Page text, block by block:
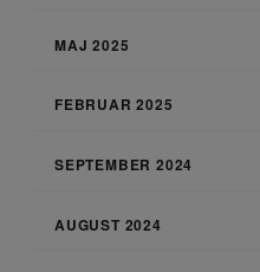
MAJ 2025
FEBRUAR 2025
SEPTEMBER 2024
AUGUST 2024